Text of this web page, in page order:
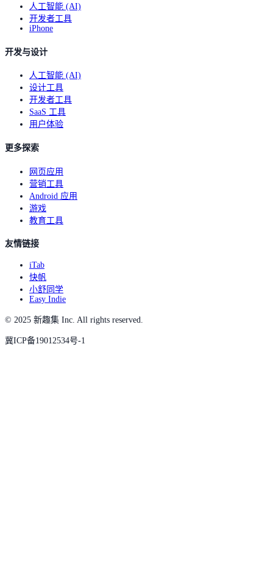
人工智能 (AI)
开发者工具
iPhone
开发与设计
人工智能 (AI)
设计工具
开发者工具
SaaS 工具
用户体验
更多探索
网页应用
营销工具
Android 应用
游戏
教育工具
友情链接
iTab
快帆
小舒同学
Easy Indie
© 2025 新趣集 Inc. All rights reserved.
冀ICP备19012534号-1